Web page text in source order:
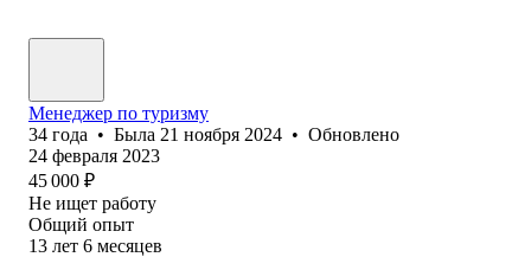
Менеджер по туризму
34 года • Была 21 ноября 2024 • Обновлено
24 февраля 2023
45 000 ₽
Не ищет работу
Общий опыт
13 лет 6 месяцев